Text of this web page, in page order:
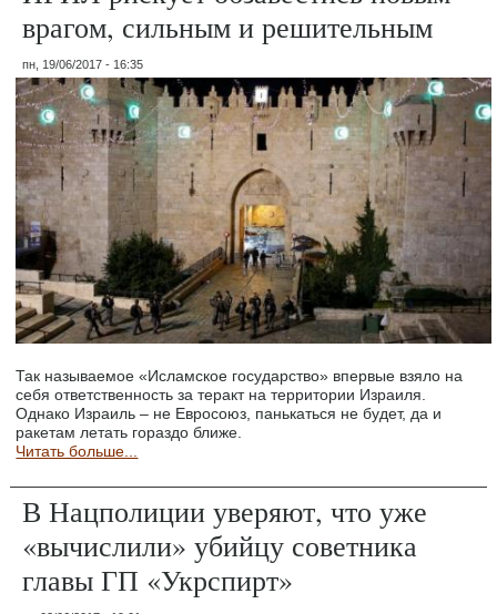
врагом, сильным и решительным
пн, 19/06/2017 - 16:35
Так называемое «Исламское государство» впервые взяло на
себя ответственность за теракт на территории Израиля.
Однако Израиль – не Евросоюз, панькаться не будет, да и
ракетам летать гораздо ближе.
Читать больше...
В Нацполиции уверяют, что уже
«вычислили» убийцу советника
главы ГП «Укрспирт»